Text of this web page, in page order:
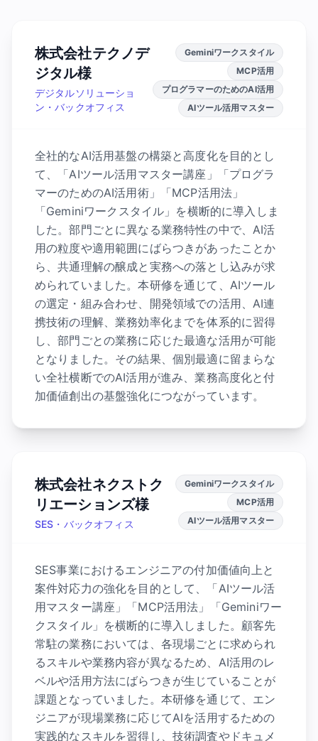
株式会社テクノデ
ジタル様
デジタルソリューショ
ン・バックオフィス
Geminiワークスタイル
MCP活用
プログラマーのためのAI活用
AIツール活用マスター
全社的なAI活用基盤の構築と高度化を目的とし
て、「AIツール活用マスター講座」「プログラ
マーのためのAI活用術」「MCP活用法」
「Geminiワークスタイル」を横断的に導入しま
した。部門ごとに異なる業務特性の中で、AI活
用の粒度や適用範囲にばらつきがあったことか
ら、共通理解の醸成と実務への落とし込みが求
められていました。本研修を通じて、AIツール
の選定・組み合わせ、開発領域での活用、AI連
携技術の理解、業務効率化までを体系的に習得
し、部門ごとの業務に応じた最適な活用が可能
となりました。その結果、個別最適に留まらな
い全社横断でのAI活用が進み、業務高度化と付
加価値創出の基盤強化につながっています。
株式会社ネクストク
リエーションズ様
SES・バックオフィス
Geminiワークスタイル
MCP活用
AIツール活用マスター
SES事業におけるエンジニアの付加価値向上と
案件対応力の強化を目的として、「AIツール活
用マスター講座」「MCP活用法」「Geminiワー
クスタイル」を横断的に導入しました。顧客先
常駐の業務においては、各現場ごとに求められ
るスキルや業務内容が異なるため、AI活用のレ
ベルや活用方法にばらつきが生じていることが
課題となっていました。本研修を通じて、エン
ジニアが現場業務に応じてAIを活用するための
実践的なスキルを習得し、技術調査やドキュメ